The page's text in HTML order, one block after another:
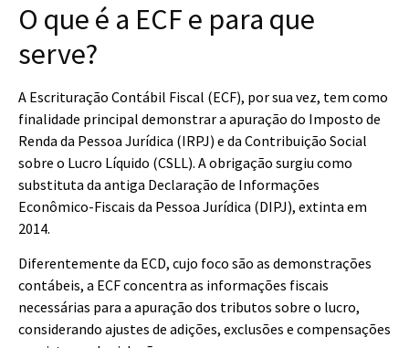
O que é a ECF e para que
serve?
A Escrituração Contábil Fiscal (ECF), por sua vez, tem como
finalidade principal demonstrar a apuração do Imposto de
Renda da Pessoa Jurídica (IRPJ) e da Contribuição Social
sobre o Lucro Líquido (CSLL). A obrigação surgiu como
substituta da antiga Declaração de Informações
Econômico-Fiscais da Pessoa Jurídica (DIPJ), extinta em
2014.
Diferentemente da ECD, cujo foco são as demonstrações
contábeis, a ECF concentra as informações fiscais
necessárias para a apuração dos tributos sobre o lucro,
considerando ajustes de adições, exclusões e compensações